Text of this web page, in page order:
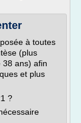
à toutes
(plus
38 ans) afin
et plus
?